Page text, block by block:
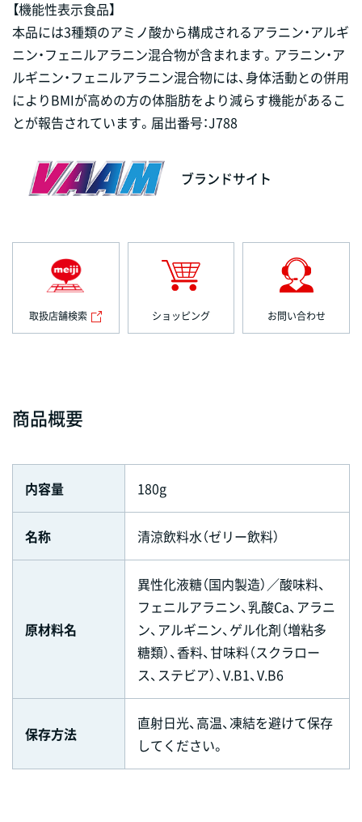
【機能性表示食品】
本品には3種類のアミノ酸から構成されるアラニン・アルギ
ニン・フェニルアラニン混合物が含まれます。アラニン・ア
ルギニン・フェニルアラニン混合物には、身体活動との併用
によりBMIが高めの方の体脂肪をより減らす機能があるこ
とが報告されています。届出番号：J788
ブランドサイト
取扱店舗検索 ショッピング お問い合わせ
商品概要
内容量 180g
名称 清涼飲料水（ゼリー飲料）
原材料名
異性化液糖（国内製造）／酸味料、
フェニルアラニン、乳酸Ca、アラニ
ン、アルギニン、ゲル化剤（増粘多
糖類）、香料、甘味料（スクラロー
ス、ステビア）、V.B1、V.B6
保存方法
直射日光、高温、凍結を避けて保存
してください。